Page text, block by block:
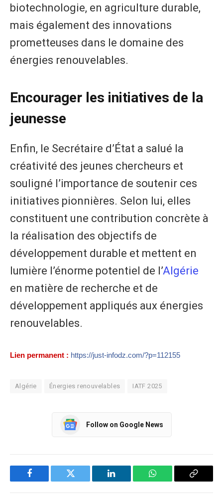
biotechnologie, en agriculture durable,
mais également des innovations
prometteuses dans le domaine des
énergies renouvelables.
Encourager les initiatives de la
jeunesse
Enfin, le Secrétaire d’État a salué la
créativité des jeunes chercheurs et
souligné l’importance de soutenir ces
initiatives pionnières. Selon lui, elles
constituent une contribution concrète à
la réalisation des objectifs de
développement durable et mettent en
lumière l’énorme potentiel de l’Algérie
en matière de recherche et de
développement appliqués aux énergies
renouvelables.
Lien permanent : https://just-infodz.com/?p=112155
Algérie Énergies renouvelables IATF 2025
Follow on Google News
Facebook Twitter LinkedIn WhatsApp Copy